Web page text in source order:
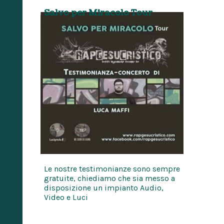
Salvo per Miracolo Tour
Le nostre testimonianze sono sempre
gratuite, chiediamo che sia messo a
disposizione un impianto Audio,
Video e Luci